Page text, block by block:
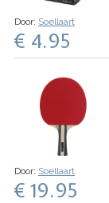
Door: Soellaart
€ 4.95
Door: Soellaart
€ 19.95